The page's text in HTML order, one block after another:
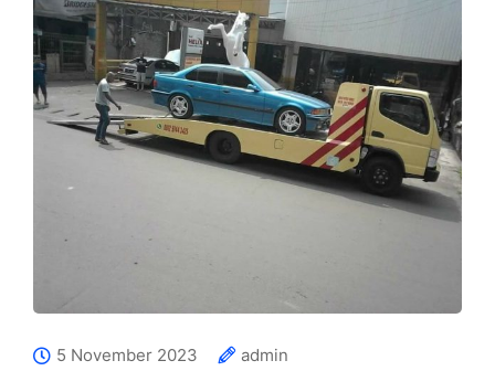
5 November 2023
admin